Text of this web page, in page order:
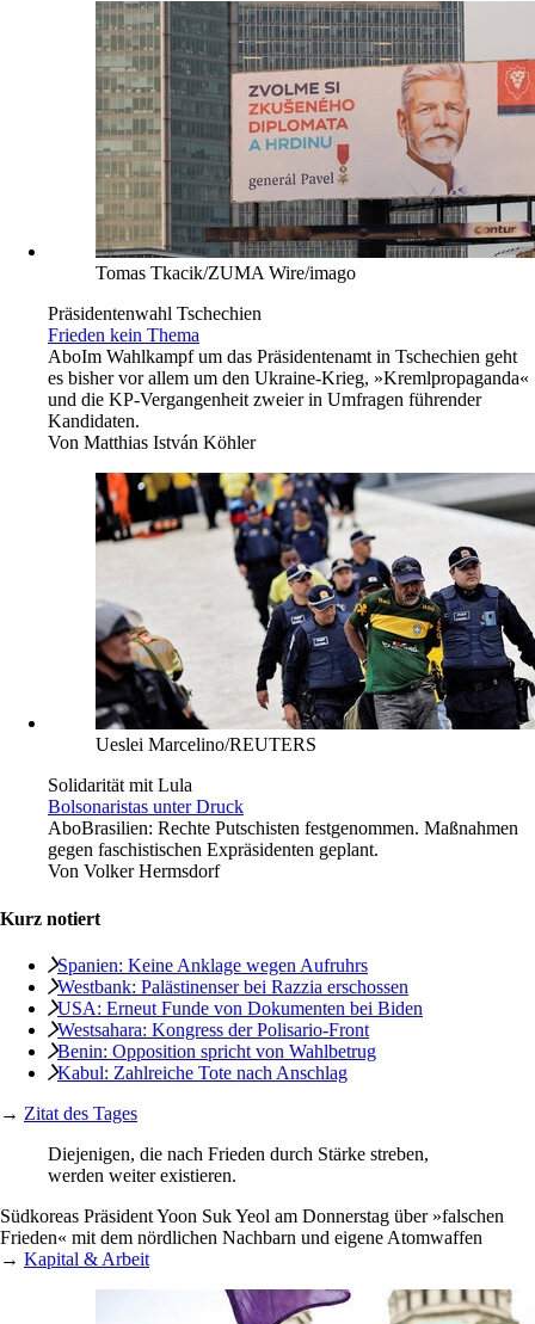
Tomas Tkacik/ZUMA Wire/imago
Präsidentenwahl Tschechien
Frieden kein Thema
AboIm Wahlkampf um das Präsidentenamt in Tschechien geht
es bisher vor allem um den Ukraine-Krieg, »Kremlpropaganda«
und die KP-Vergangenheit zweier in Umfragen führender
Kandidaten.
Von Matthias István Köhler
Ueslei Marcelino/REUTERS
Solidarität mit Lula
Bolsonaristas unter Druck
AboBrasilien: Rechte Putschisten festgenommen. Maßnahmen
gegen faschistischen Expräsidenten geplant.
Von Volker Hermsdorf
Kurz notiert
Spanien: Keine Anklage wegen Aufruhrs
Westbank: Palästinenser bei Razzia erschossen
USA: Erneut Funde von Dokumenten bei Biden
Westsahara: Kongress der Polisario-Front
Benin: Opposition spricht von Wahlbetrug
Kabul: Zahlreiche Tote nach Anschlag
→ Zitat des Tages
Diejenigen, die nach Frieden durch Stärke streben,
werden weiter existieren.
Südkoreas Präsident Yoon Suk Yeol am Donnerstag über »falschen
Frieden« mit dem nördlichen Nachbarn und eigene Atomwaffen
→ Kapital & Arbeit